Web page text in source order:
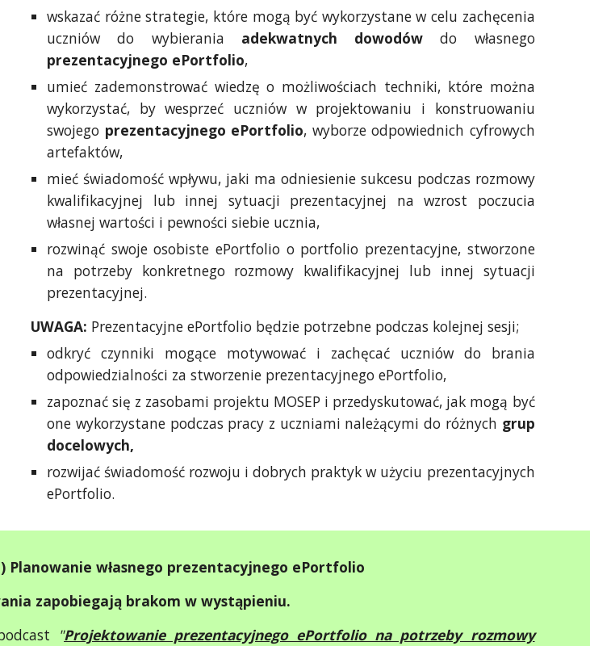
wskazać różne strategie, które mogą być wykorzystane w celu zachęcenia
uczniów do wybierania adekwatnych dowodów do własnego
prezentacyjnego ePortfolio,
umieć zademonstrować wiedzę o możliwościach techniki, które można
wykorzystać, by wesprzeć uczniów w projektowaniu i konstruowaniu
swojego prezentacyjnego ePortfolio, wyborze odpowiednich cyfrowych
artefaktów,
mieć świadomość wpływu, jaki ma odniesienie sukcesu podczas rozmowy
kwalifikacyjnej lub innej sytuacji prezentacyjnej na wzrost poczucia
własnej wartości i pewności siebie ucznia,
rozwinąć swoje osobiste ePortfolio o portfolio prezentacyjne, stworzone
na potrzeby konkretnego rozmowy kwalifikacyjnej lub innej sytuacji
prezentacyjnej.
UWAGA: Prezentacyjne ePortfolio będzie potrzebne podczas kolejnej sesji;
odkryć czynniki mogące motywować i zachęcać uczniów do brania
odpowiedzialności za stworzenie prezentacyjnego ePortfolio,
zapoznać się z zasobami projektu MOSEP i przedyskutować, jak mogą być
one wykorzystane podczas pracy z uczniami należącymi do różnych grup
docelowych,
rozwijać świadomość rozwoju i dobrych praktyk w użyciu prezentacyjnych
ePortfolio.
Planowanie własnego prezentacyjnego ePortfolio
zapobiegają brakom w wystąpieniu.
"Projektowanie prezentacyjnego ePortfolio na potrzeby rozmowy